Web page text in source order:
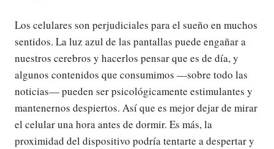
Los celulares son perjudiciales para el sueño en muchos
sentidos. La luz azul de las pantallas puede engañar a
nuestros cerebros y hacerlos pensar que es de día, y
algunos contenidos que consumimos —sobre todo las
noticias— pueden ser psicológicamente estimulantes y
mantenernos despiertos. Así que es mejor dejar de mirar
el celular una hora antes de dormir. Es más, la
proximidad del dispositivo podría tentarte a despertar y